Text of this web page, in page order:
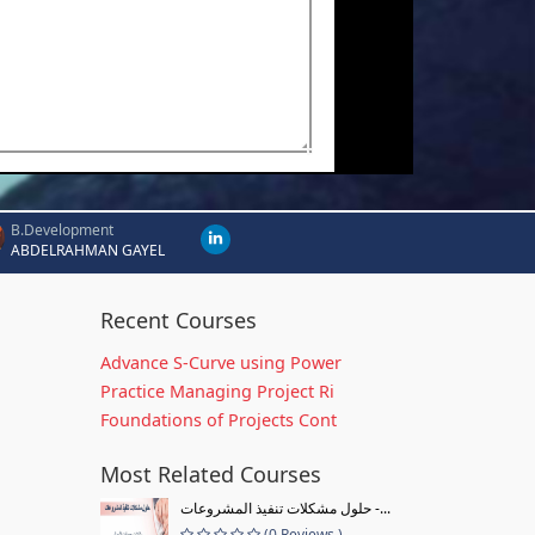
B.Development
ABDELRAHMAN GAYEL
Recent Courses
Advance S-Curve using Power
Practice Managing Project Ri
Foundations of Projects Cont
Most Related Courses
حلول مشكلات تنفيذ المشروعات -...